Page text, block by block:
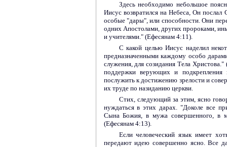
Здесь необходимо небольшое
Иисус возвратился на Небеса, Он
особые "дары", или способности. Они
одних Апостолами, других пророками,
и учителями." (Ефесянам 4:11).
С какой целью Иисус наделил
предназначенными каждому особо
служения, для созидания Тела
поддержки верующих и
послужить к достижению зрелости и
их труде по назиданию церкви.
Стих, следующий за этим, ясно
нуждаться в этих дарах. "Доколе все
Сына Божия, в мужа совершенного, в
(Ефесянам 4:13).
Если человеческий язык имеет
передают идею совершенно ясно. Все